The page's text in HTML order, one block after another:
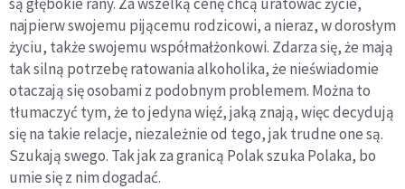
najpierw swojemu pijącemu rodzicowi, a nieraz, w dorosłym
życiu, także swojemu współmałżonkowi. Zdarza się, że mają
tak silną potrzebę ratowania alkoholika, że nieświadomie
otaczają się osobami z podobnym problemem. Można to
tłumaczyć tym, że to jedyna więź, jaką znają, więc decydują
się na takie relacje, niezależnie od tego, jak trudne one są.
Szukają swego. Tak jak za granicą Polak szuka Polaka, bo
umie się z nim dogadać.